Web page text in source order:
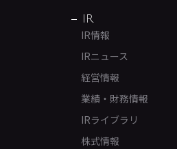
IR
IR情報
IRニュース
経営情報
業績・財務情報
IRライブラリ
株式情報